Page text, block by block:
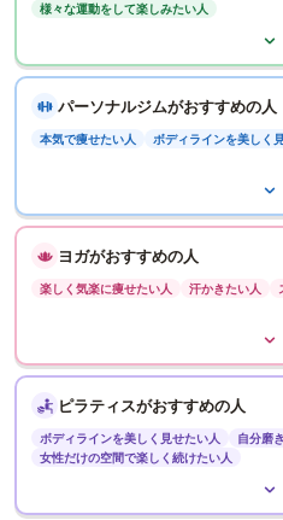
様々な運動をして楽しみたい人
パーソナルジムがおすすめの人
本気で痩せたい人 ボディラインを美しく
ヨガがおすすめの人
楽しく気楽に痩せたい人 汗かきたい人
ピラティスがおすすめの人
ボディラインを美しく見せたい人
自分磨
女性だけの空間で楽しく続けたい人